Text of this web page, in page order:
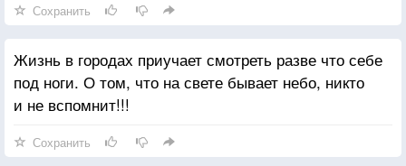
Сохранить
Жизнь в городах приучает смотреть разве что себе
под ноги. О том, что на свете бывает небо, никто
и не вспомнит!!!
Сохранить